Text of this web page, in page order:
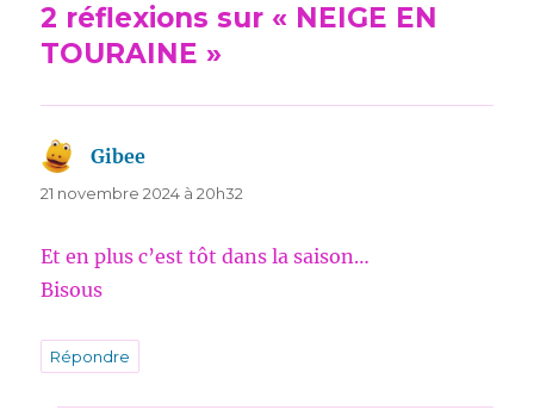
2 réflexions sur « NEIGE EN
TOURAINE »
Gibee
21 novembre 2024 à 20h32
Et en plus c’est tôt dans la saison…
Bisous
Répondre